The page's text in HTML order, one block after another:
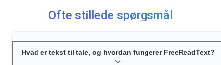
Ofte stillede spørgsmål
Hvad er tekst til tale, og hvordan fungerer FreeReadText?